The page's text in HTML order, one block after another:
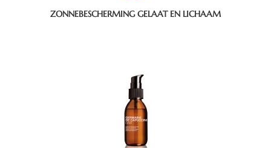
ZONNEBESCHERMING GELAAT EN LICHAAM